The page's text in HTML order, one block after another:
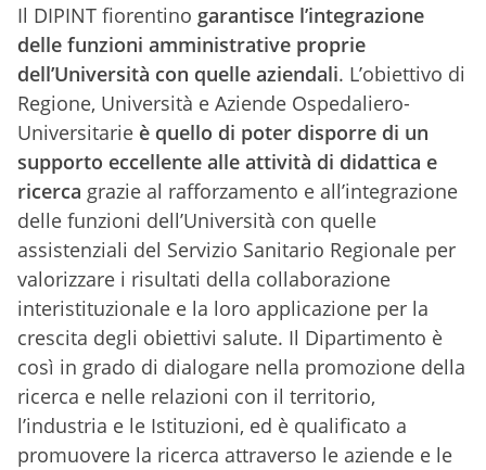
Il DIPINT fiorentino garantisce l’integrazione
delle funzioni amministrative proprie
dell’Università con quelle aziendali. L’obiettivo di
Regione, Università e Aziende Ospedaliero-
Universitarie è quello di poter disporre di un
supporto eccellente alle attività di didattica e
ricerca grazie al rafforzamento e all’integrazione
delle funzioni dell’Università con quelle
assistenziali del Servizio Sanitario Regionale per
valorizzare i risultati della collaborazione
interistituzionale e la loro applicazione per la
crescita degli obiettivi salute. Il Dipartimento è
così in grado di dialogare nella promozione della
ricerca e nelle relazioni con il territorio,
l’industria e le Istituzioni, ed è qualificato a
promuovere la ricerca attraverso le aziende e le